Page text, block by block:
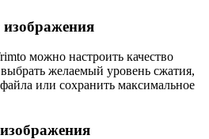
изображения
можно настроить качество
желаемый уровень сжатия,
или сохранить максимальное